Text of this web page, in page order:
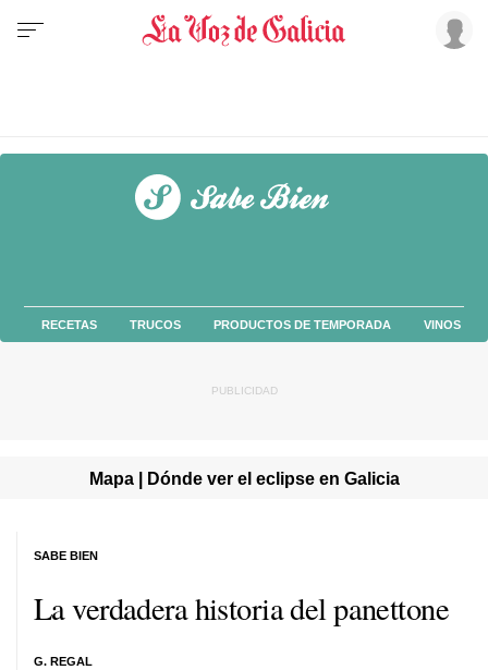
RECETAS TRUCOS PRODUCTOS DE TEMPORADA VINOS
Mapa | Dónde ver el eclipse en Galicia
La verdadera historia del panettone
G. REGAL
SABE BIEN